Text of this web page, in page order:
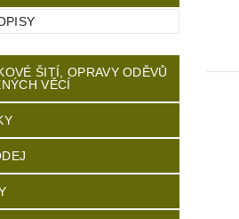
ŠITÍ, OPRAVY ODĚVŮ
VĚCÍ